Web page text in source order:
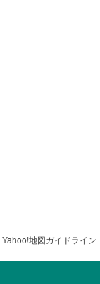
Yahoo!地図ガイドライン